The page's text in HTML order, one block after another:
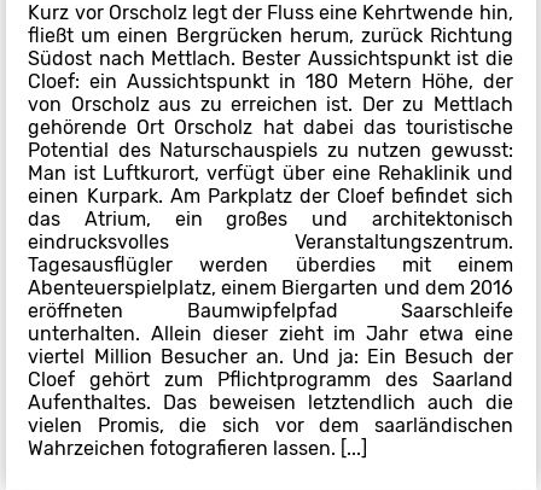
Kurz vor Orscholz legt der Fluss eine Kehrtwende hin,
fließt um einen Bergrücken herum, zurück Richtung
Südost nach Mettlach. Bester Aussichtspunkt ist die
Cloef: ein Aussichtspunkt in 180 Metern Höhe, der
von Orscholz aus zu erreichen ist. Der zu Mettlach
gehörende Ort Orscholz hat dabei das touristische
Potential des Naturschauspiels zu nutzen gewusst:
Man ist Luftkurort, verfügt über eine Rehaklinik und
einen Kurpark. Am Parkplatz der Cloef befindet sich
das Atrium, ein großes und architektonisch
eindrucksvolles Veranstaltungszentrum.
Tagesausflügler werden überdies mit einem
Abenteuerspielplatz, einem Biergarten und dem 2016
eröffneten Baumwipfelpfad Saarschleife
unterhalten. Allein dieser zieht im Jahr etwa eine
viertel Million Besucher an. Und ja: Ein Besuch der
Cloef gehört zum Pflichtprogramm des Saarland
Aufenthaltes. Das beweisen letztendlich auch die
vielen Promis, die sich vor dem saarländischen
Wahrzeichen fotografieren lassen. [...]